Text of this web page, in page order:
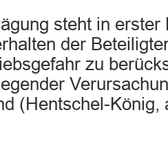
steht in erster
der
zu
(Hentschel-König,